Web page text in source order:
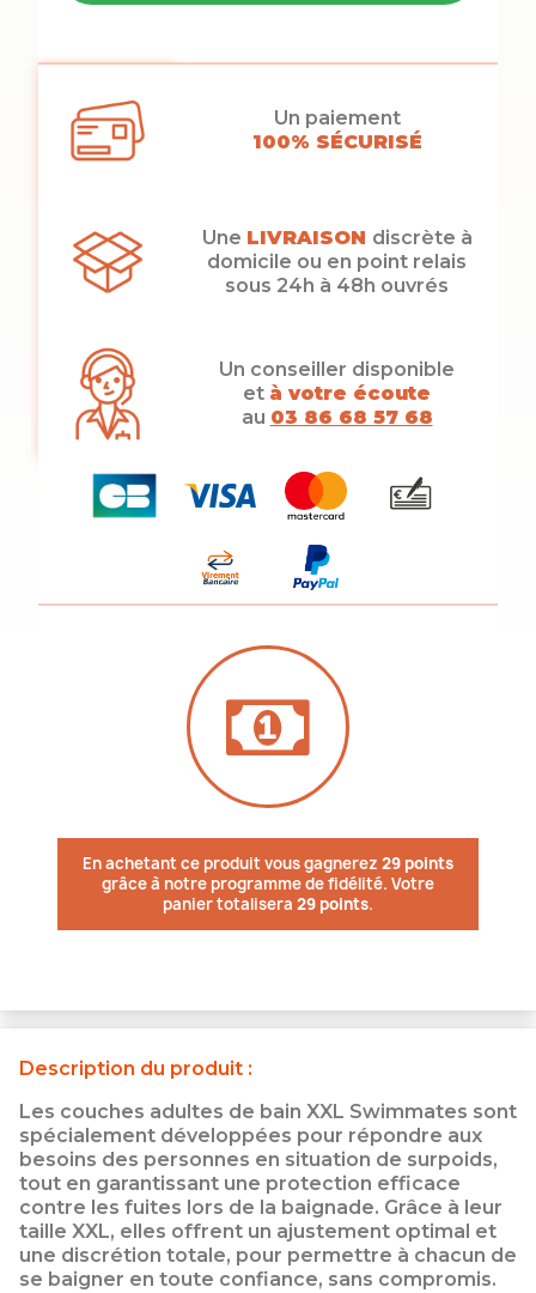
Un paiement
100% SÉCURISÉ
Une LIVRAISON discrète à
domicile ou en point relais
sous 24h à 48h ouvrés
Un conseiller disponible
et à votre écoute
au 03 86 68 57 68
En achetant ce produit vous gagnerez 29 points
grâce à notre programme de fidélité. Votre
panier totalisera 29 points.
Description du produit :
Les couches adultes de bain XXL Swimmates sont
spécialement développées pour répondre aux
besoins des personnes en situation de surpoids,
tout en garantissant une protection efficace
contre les fuites lors de la baignade. Grâce à leur
taille XXL, elles offrent un ajustement optimal et
une discrétion totale, pour permettre à chacun de
se baigner en toute confiance, sans compromis.